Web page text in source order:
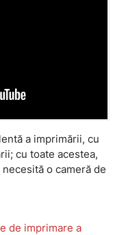
a imprimării, cu
cu toate acestea,
o cameră de
de imprimare a